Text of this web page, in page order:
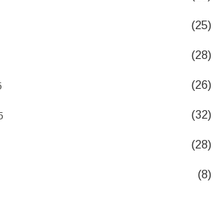
(25)
(28)
(26)
(32)
(28)
(8)